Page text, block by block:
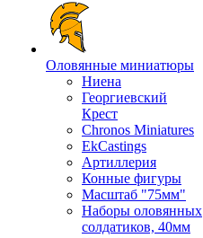
Оловянные миниатюры
Ниена
Георгиевский
Крест
Chronos Miniatures
EkCastings
Артиллерия
Конные фигуры
Масштаб "75мм"
Наборы оловянных
солдатиков, 40мм